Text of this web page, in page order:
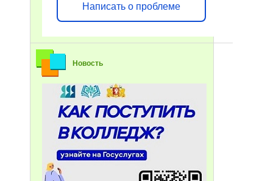
Написать о проблеме
Новость